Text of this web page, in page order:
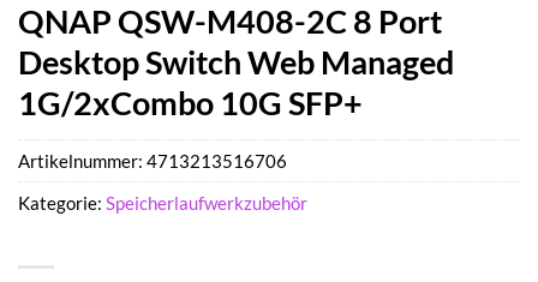
QNAP QSW-M408-2C 8 Port
Desktop Switch Web Managed
1G/2xCombo 10G SFP+
Artikelnummer: 4713213516706
Kategorie: Speicherlaufwerkzubehör